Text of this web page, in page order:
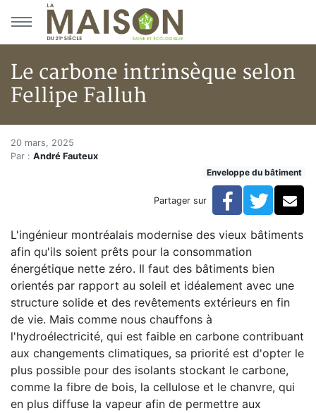
Aller au menu principal
Aller au contenu principal
Le carbone intrinsèque selon
Fellipe Falluh
Accueil
Articles
Le carbone intrinsèque selon Fellipe Falluh
Le carbone intrinsèque selon
20 mars, 2025
Par : André Fauteux
Enveloppe du bâtiment
Partager sur Facebook
L'ingénieur montréalais modernise des vieux bâtiments
afin qu'ils soient prêts pour la consommation
énergétique nette zéro. Il faut des bâtiments bien
orientés par rapport au soleil et idéalement avec une
structure solide et des revêtements extérieurs en fin
de vie. Mais comme nous chauffons à
l'hydroélectricité, qui est faible en carbone contribuant
aux changements climatiques, sa priorité est d'opter le
plus possible pour des isolants stockant le carbone,
comme la fibre de bois, la cellulose et le chanvre, qui
en plus diffuse la vapeur afin de permettre aux